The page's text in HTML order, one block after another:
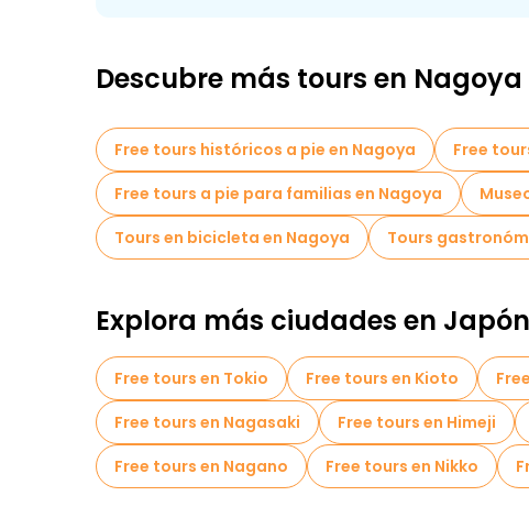
Descubre más tours en Nagoya
Free tours históricos a pie en Nagoya Free
Free tours a pie para familias en Nagoya
Tours en bicicleta en Nagoya
Tours
Explora más ciudades en Japón
Free tours en Tokio Free tours en Kioto
Free tours en Nagasaki
Free tours en Himeji
Free tours en Nagano
Free tours en Nikko